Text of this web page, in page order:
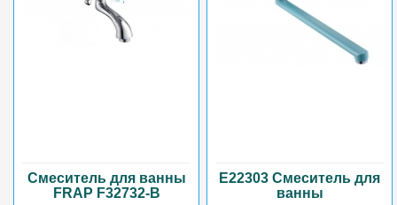
Смеситель для ванны
FRAP F32732-B
E22303 Смеситель для
ванны